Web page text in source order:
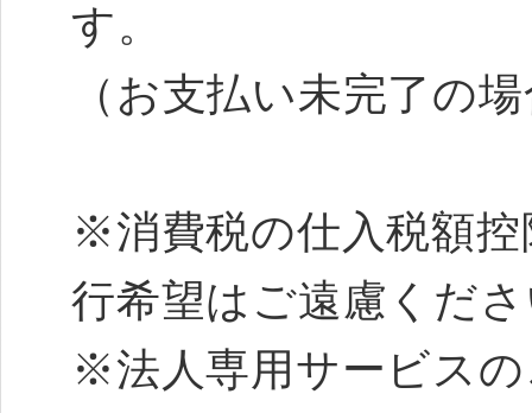
す。
（お支払い未完了の
※消費税の仕入税額
行希望はご遠慮くだ
※法人専用サービス